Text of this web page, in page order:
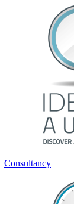
Consultancy